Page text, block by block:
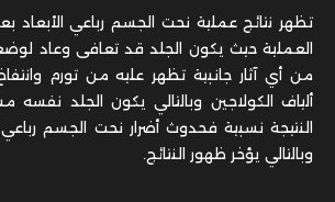
العملية حيث يكون الجلد قد تعافى وعاد
من أي آثار جانبية تظهر عليه من تورم
ألياف الكولاجين وبالتالي يكون الجلد
النتيجة نسبية فحدوث أضرار نحت الجسم رباعي
وبالتالي يؤخر ظهور النتائج.